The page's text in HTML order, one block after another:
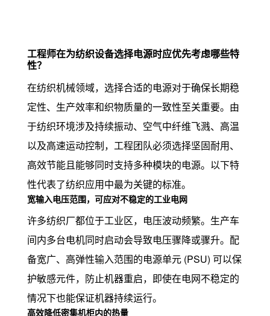
工程师在为纺织设备选择电源时应优先考虑哪些特
性？
在纺织机械领域，选择合适的电源对于确保长期稳
定性、生产效率和织物质量的一致性至关重要。由
于纺织环境涉及持续振动、空气中纤维飞溅、高温
以及高速运动控制，工程团队必须选择坚固耐用、
高效节能且能够同时支持多种模块的电源。以下特
性代表了纺织应用中最为关键的标准。
宽输入电压范围，可应对不稳定的工业电网
许多纺织厂都位于工业区，电压波动频繁。生产车
间内多台电机同时启动会导致电压骤降或骤升。配
备宽广、高弹性输入范围的电源单元 (PSU) 可以保
护敏感元件，防止机器重启，即使在电网不稳定的
情况下也能保证机器持续运行。
高效降低密集机柜内的热量